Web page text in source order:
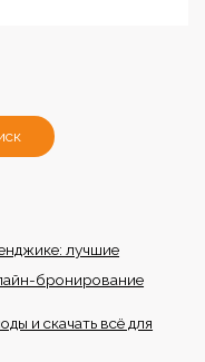
лучшие
бронирование
и скачать всё для